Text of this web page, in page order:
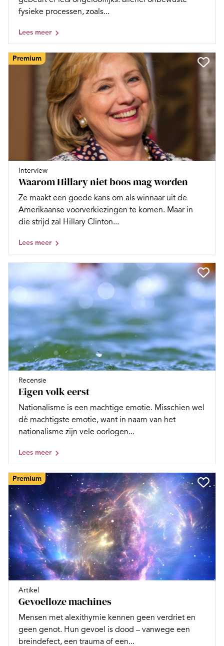
fysieke processen, zoals...
Lees meer
Premium
Interview
Waarom Hillary niet boos mag worden
Ze maakt een goede kans om als winnaar uit de
Amerikaanse voorverkiezingen te komen. Maar in
die strijd zal Hillary Clinton...
Lees meer
Recensie
Eigen volk eerst
Nationalisme is een machtige emotie. Misschien wel
dè machtigste emotie, want in naam van het
nationalisme zijn vele oorlogen...
Lees meer
Premium
Artikel
Gevoelloze machines
Mensen met alexithymie kennen geen verdriet en
geen genot. Hun gevoel is dood – vanwege een
breindefect, een trauma of een...